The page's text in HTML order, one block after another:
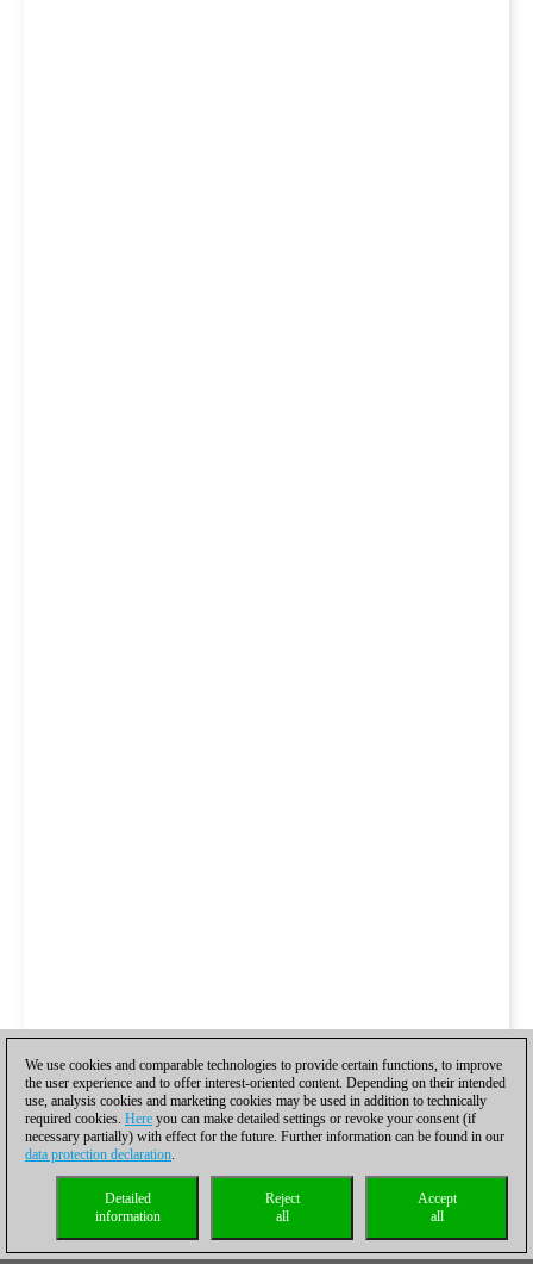
We use cookies and comparable technologies to provide certain functions, to improve
the user experience and to offer interest-oriented content. Depending on their intended
use, analysis cookies and marketing cookies may be used in addition to technically
required cookies. Here you can make detailed settings or revoke your consent (if
necessary partially) with effect for the future. Further information can be found in our
data protection declaration.
Accept
all
Reject
all
Detailed
information